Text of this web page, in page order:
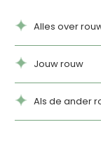
Alles over
Jouw rouw
Als de ander